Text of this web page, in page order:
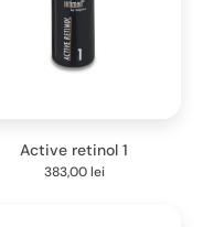
Active retinol 1
383,00lei